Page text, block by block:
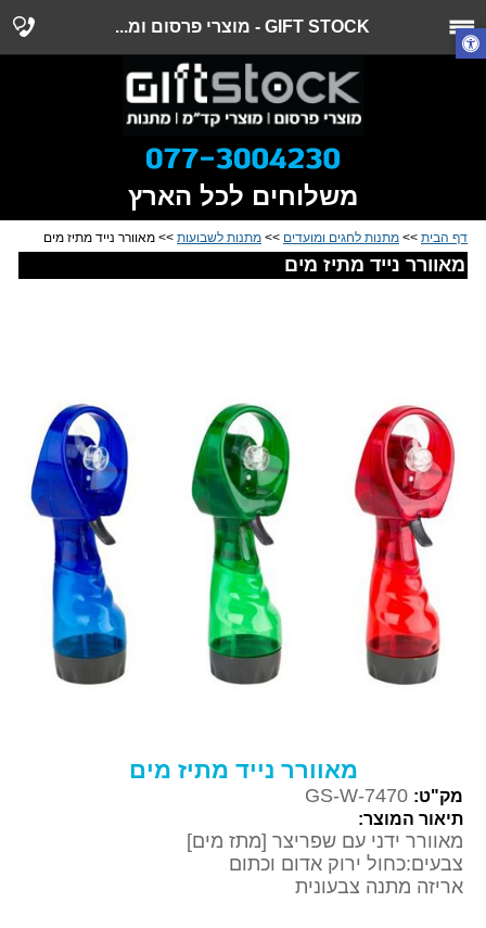
GIFT STOCK - מוצרי פרסום ומ...
משלוחים לכל הארץ
דף הבית >> מתנות לחגים ומועדים >> מתנות לשבועות >> מאוורר נייד מתיז מים
מאוורר נייד מתיז מים
מאוורר נייד מתיז מים
מק"ט: GS-W-7470
תיאור המוצר:
מאוורר ידני עם שפריצר [מתז מים]
צבעים:כחול ירוק אדום וכתום
אריזה מתנה צבעונית